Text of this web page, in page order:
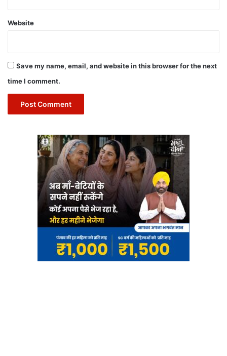
Website
Save my name, email, and website in this browser for the next
time I comment.